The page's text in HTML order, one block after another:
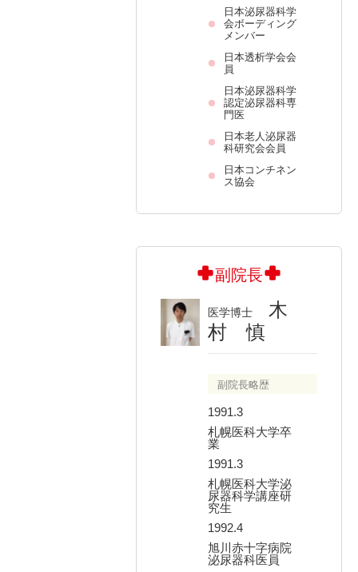
日本泌尿器科学
会ボーディング
メンバー
日本透析学会会
員
日本泌尿器科学
認定泌尿器科専
門医
日本老人泌尿器
科研究会会員
日本コンチネン
ス協会
副院長
医学博士
木
村 慎
副院長略歴
1991.3
札幌医科大学卒
業
1991.3
札幌医科大学泌
尿器科学講座研
究生
1992.4
旭川赤十字病院
泌尿器科医員